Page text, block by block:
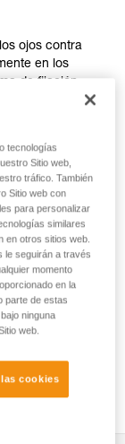
ojos contra
en los
de fijación
tecnologías
Sitio web,
tráfico. También
Sitio web con
para personalizar
similares
en otros sitios web.
le seguirán a través
momento
en la
parte de estas
ninguna
web.
cookies